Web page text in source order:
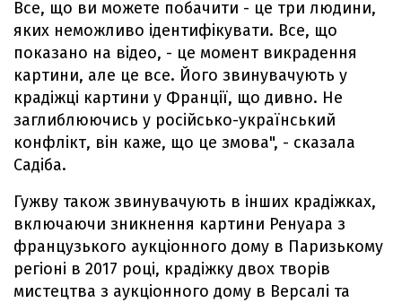
Все, що ви можете побачити - це три людини,
яких неможливо ідентифікувати. Все, що
показано на відео, - це момент викрадення
картини, але це все. Його звинувачують у
крадіжці картини у Франції, що дивно. Не
заглиблюючись у російсько-український
конфлікт, він каже, що це змова", - сказала
Садіба.
Гужву також звинувачують в інших крадіжках,
включаючи зникнення картини Ренуара з
французького аукціонного дому в Паризькому
регіоні в 2017 році, крадіжку двох творів
мистецтва з аукціонного дому в Версалі та